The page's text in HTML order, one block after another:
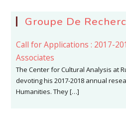
Groupe De
Call for Applications : 2017-
Associates
The Center for Cultural Analysis at
devoting his 2017-2018 annual
Humanities. They […]